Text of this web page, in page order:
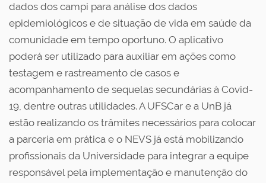
dados dos campi para análise dos dados
epidemiológicos e de situação de vida em saúde da
comunidade em tempo oportuno. O aplicativo
poderá ser utilizado para auxiliar em ações como
testagem e rastreamento de casos e
acompanhamento de sequelas secundárias à Covid-
19, dentre outras utilidades. A UFSCar e a UnB já
estão realizando os trâmites necessários para colocar
a parceria em prática e o NEVS já está mobilizando
profissionais da Universidade para integrar a equipe
responsável pela implementação e manutenção do